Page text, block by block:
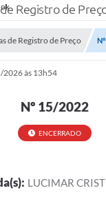
Registro de
de Registro de Preço
2026 às 13h54
Nº 15/2022
ENCERRADO
LUCIMAR